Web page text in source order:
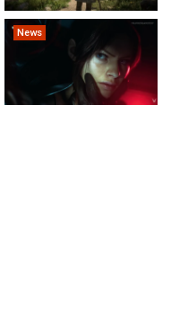
News